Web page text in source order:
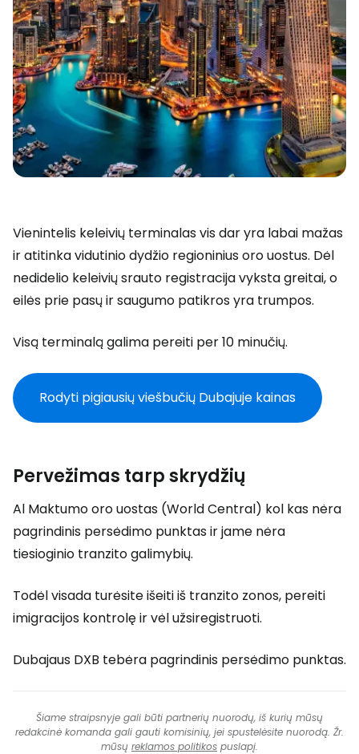
Vienintelis keleivių terminalas vis dar yra labai mažas
ir atitinka vidutinio dydžio regioninius oro uostus. Dėl
nedidelio keleivių srauto registracija vyksta greitai, o
eilės prie pasų ir saugumo patikros yra trumpos.
Visą terminalą galima pereiti per 10 minučių.
Rodyti pigiausių viešbučių Dubajuje kainas
Pervežimas tarp skrydžių
Al Maktumo oro uostas (World Central) kol kas nėra
pagrindinis persėdimo punktas ir jame nėra
tiesioginio tranzito galimybių.
Todėl visada turėsite išeiti iš tranzito zonos, pereiti
imigracijos kontrolę ir vėl užsiregistruoti.
Dubajaus DXB tebėra pagrindinis persėdimo punktas.
Šiame straipsnyje gali būti partnerių nuorodų, iš kurių mūsų
redakcinė komanda gali gauti komisinių, jei spustelėsite nuorodą. Žr.
mūsų reklamos politikos puslapį.